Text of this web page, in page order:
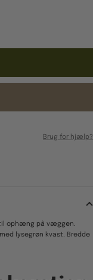
Brug for hjælp?
ophæng på væggen.
lysegrøn kvast. Bredde